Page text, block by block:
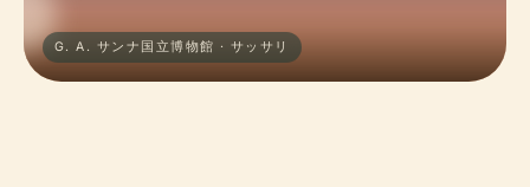
G. A. サンナ国立博物館 · サッサリ